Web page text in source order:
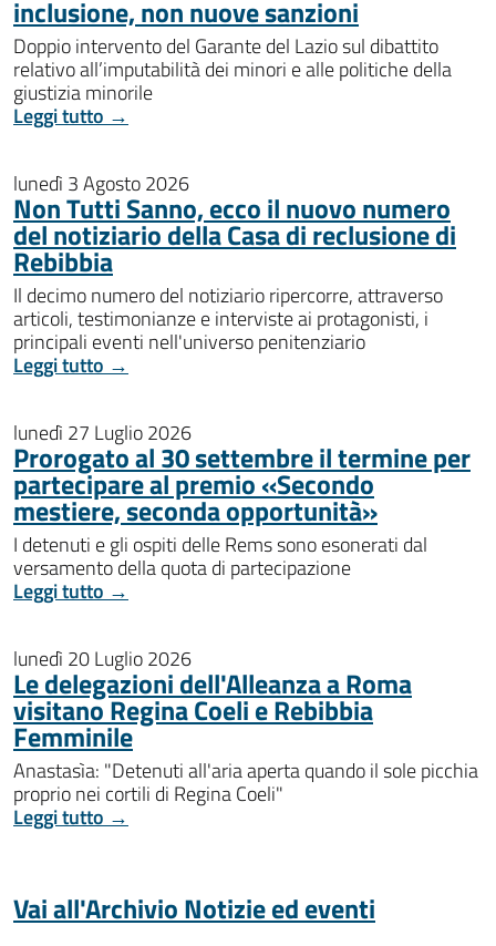
inclusione, non nuove sanzioni
Doppio intervento del Garante del Lazio sul dibattito
relativo all’imputabilità dei minori e alle politiche della
giustizia minorile
Leggi tutto →
lunedì 3 Agosto 2026
Non Tutti Sanno, ecco il nuovo numero
del notiziario della Casa di reclusione di
Rebibbia
Il decimo numero del notiziario ripercorre, attraverso
articoli, testimonianze e interviste ai protagonisti, i
principali eventi nell'universo penitenziario
Leggi tutto →
lunedì 27 Luglio 2026
Prorogato al 30 settembre il termine per
partecipare al premio «Secondo
mestiere, seconda opportunità»
I detenuti e gli ospiti delle Rems sono esonerati dal
versamento della quota di partecipazione
Leggi tutto →
lunedì 20 Luglio 2026
Le delegazioni dell'Alleanza a Roma
visitano Regina Coeli e Rebibbia
Femminile
Anastasìa: "Detenuti all'aria aperta quando il sole picchia
proprio nei cortili di Regina Coeli"
Leggi tutto →
Vai all'Archivio Notizie ed eventi